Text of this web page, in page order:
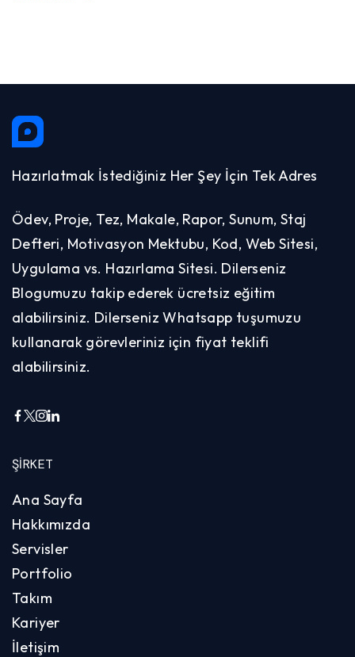
Hazırlatmak İstediğiniz Her Şey İçin Tek Adres
Ödev, Proje, Tez, Makale, Rapor, Sunum, Staj
Defteri, Motivasyon Mektubu, Kod, Web Sitesi,
Uygulama vs. Hazırlama Sitesi. Dilerseniz
Blogumuzu takip ederek ücretsiz eğitim
alabilirsiniz. Dilerseniz Whatsapp tuşumuzu
kullanarak görevleriniz için fiyat teklifi
alabilirsiniz.
ŞIRKET
Ana Sayfa
Hakkımızda
Servisler
Portfolio
Takım
Kariyer
İletişim